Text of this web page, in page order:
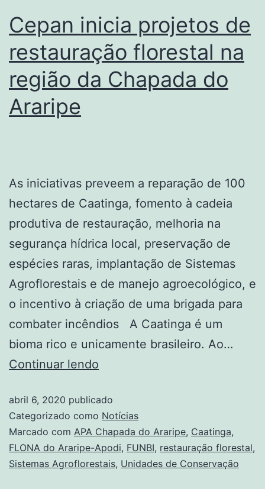
Cepan inicia projetos de
restauração florestal na
região da Chapada do
Araripe
As iniciativas preveem a reparação de 100
hectares de Caatinga, fomento à cadeia
produtiva de restauração, melhoria na
segurança hídrica local, preservação de
espécies raras, implantação de Sistemas
Agroflorestais e de manejo agroecológico, e
o incentivo à criação de uma brigada para
combater incêndios A Caatinga é um
bioma rico e unicamente brasileiro. Ao…
Continuar lendo
abril 6, 2020 publicado
Categorizado como Notícias
Marcado com APA Chapada do Araripe, Caatinga,
FLONA do Araripe-Apodi, FUNBI, restauração florestal,
Sistemas Agroflorestais, Unidades de Conservação